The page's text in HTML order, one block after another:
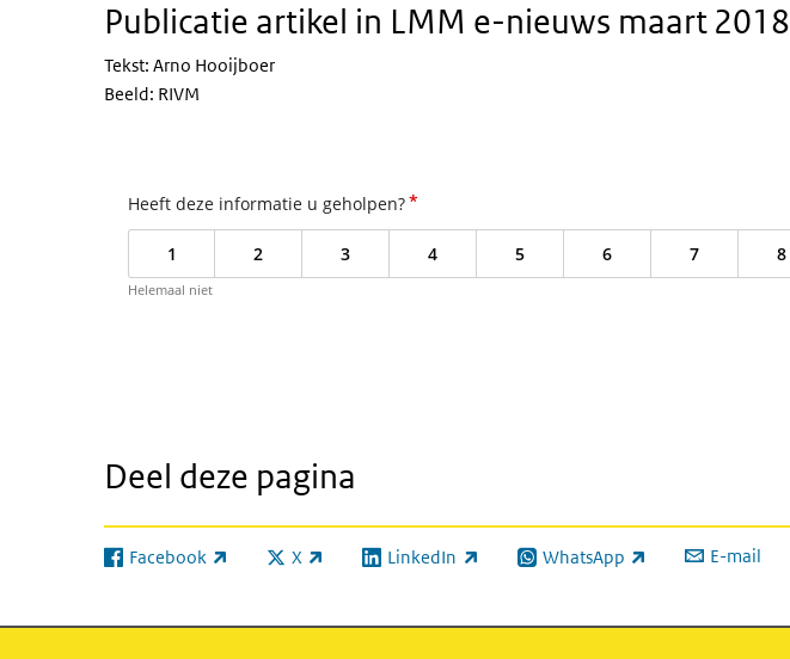
Publicatie artikel in LMM e-nieuws maart 2018
Tekst: Arno Hooijboer
Beeld: RIVM
Heeft deze informatie u geholpen?*
1 2 3 4 5 6 7 8
Helemaal niet
Deel deze pagina
Facebook
(externe link) X
(externe link) LinkedIn
(externe link) WhatsApp
(externe link) E-mail